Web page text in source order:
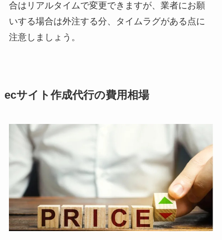
合はリアルタイムで変更できますが、業者にお願
いする場合は外注する分、タイムラグがある点に
注意しましょう。
ecサイト作成代行の費用相場